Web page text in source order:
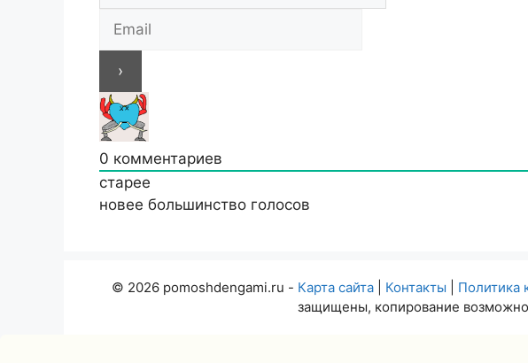
0 комментариев
старее
новее большинство голосов
© 2026 pomoshdengami.ru - Карта сайта Контакты Политика
защищены, копирование возможно